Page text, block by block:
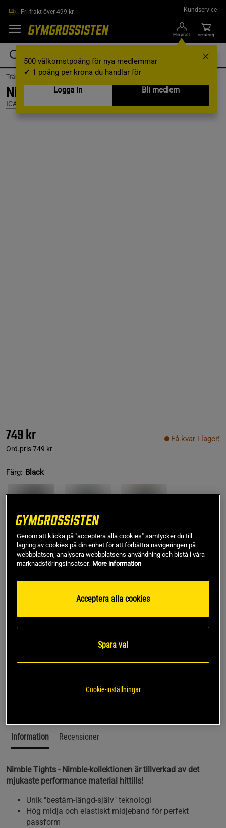
Fri frakt över 499 kr Kundservice
Min profil
500 välkomstpoäng för nya medlemmar
✔ 1 poäng per krona du handlar för
Logga in
Bli medlem
Varukorg
Träningskläder / Träningskläder Dam /Träningstights
Nimble Tights, Black, L
ICANIWILL
749 kr
Ord.pris749 kr
Få kvar i lager!
Färg: Black
L
Lägg i varukorgen
Fri frakt över 499 kr Fri retur 14 dagars ångerrätt
Information Recensioner
Nimble Tights - Nimble-kollektionen är tillverkad av det
mjukaste performance material hittills!
Unik "bestäm-längd-själv" teknologi
Hög midja och elastiskt midjeband för perfekt
passform
Genom att klicka på "acceptera alla cookies" samtycker du till
lagring av cookies på din enhet för att förbättra navigeringen på
webbplatsen, analysera webbplatsens användning och bistå i våra
marknadsföringsinsatser. More information
Acceptera alla cookies
Spara val
Cookie-inställningar